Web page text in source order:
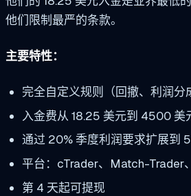
他们限制最严的条款。
主要特性：
完全自定义规则（回撤、利润分
入金费从 18.25 美元到 4500 美
通过 20% 季度利润要求扩展到
平台：cTrader、Match-Trader
第 4 天起可提现